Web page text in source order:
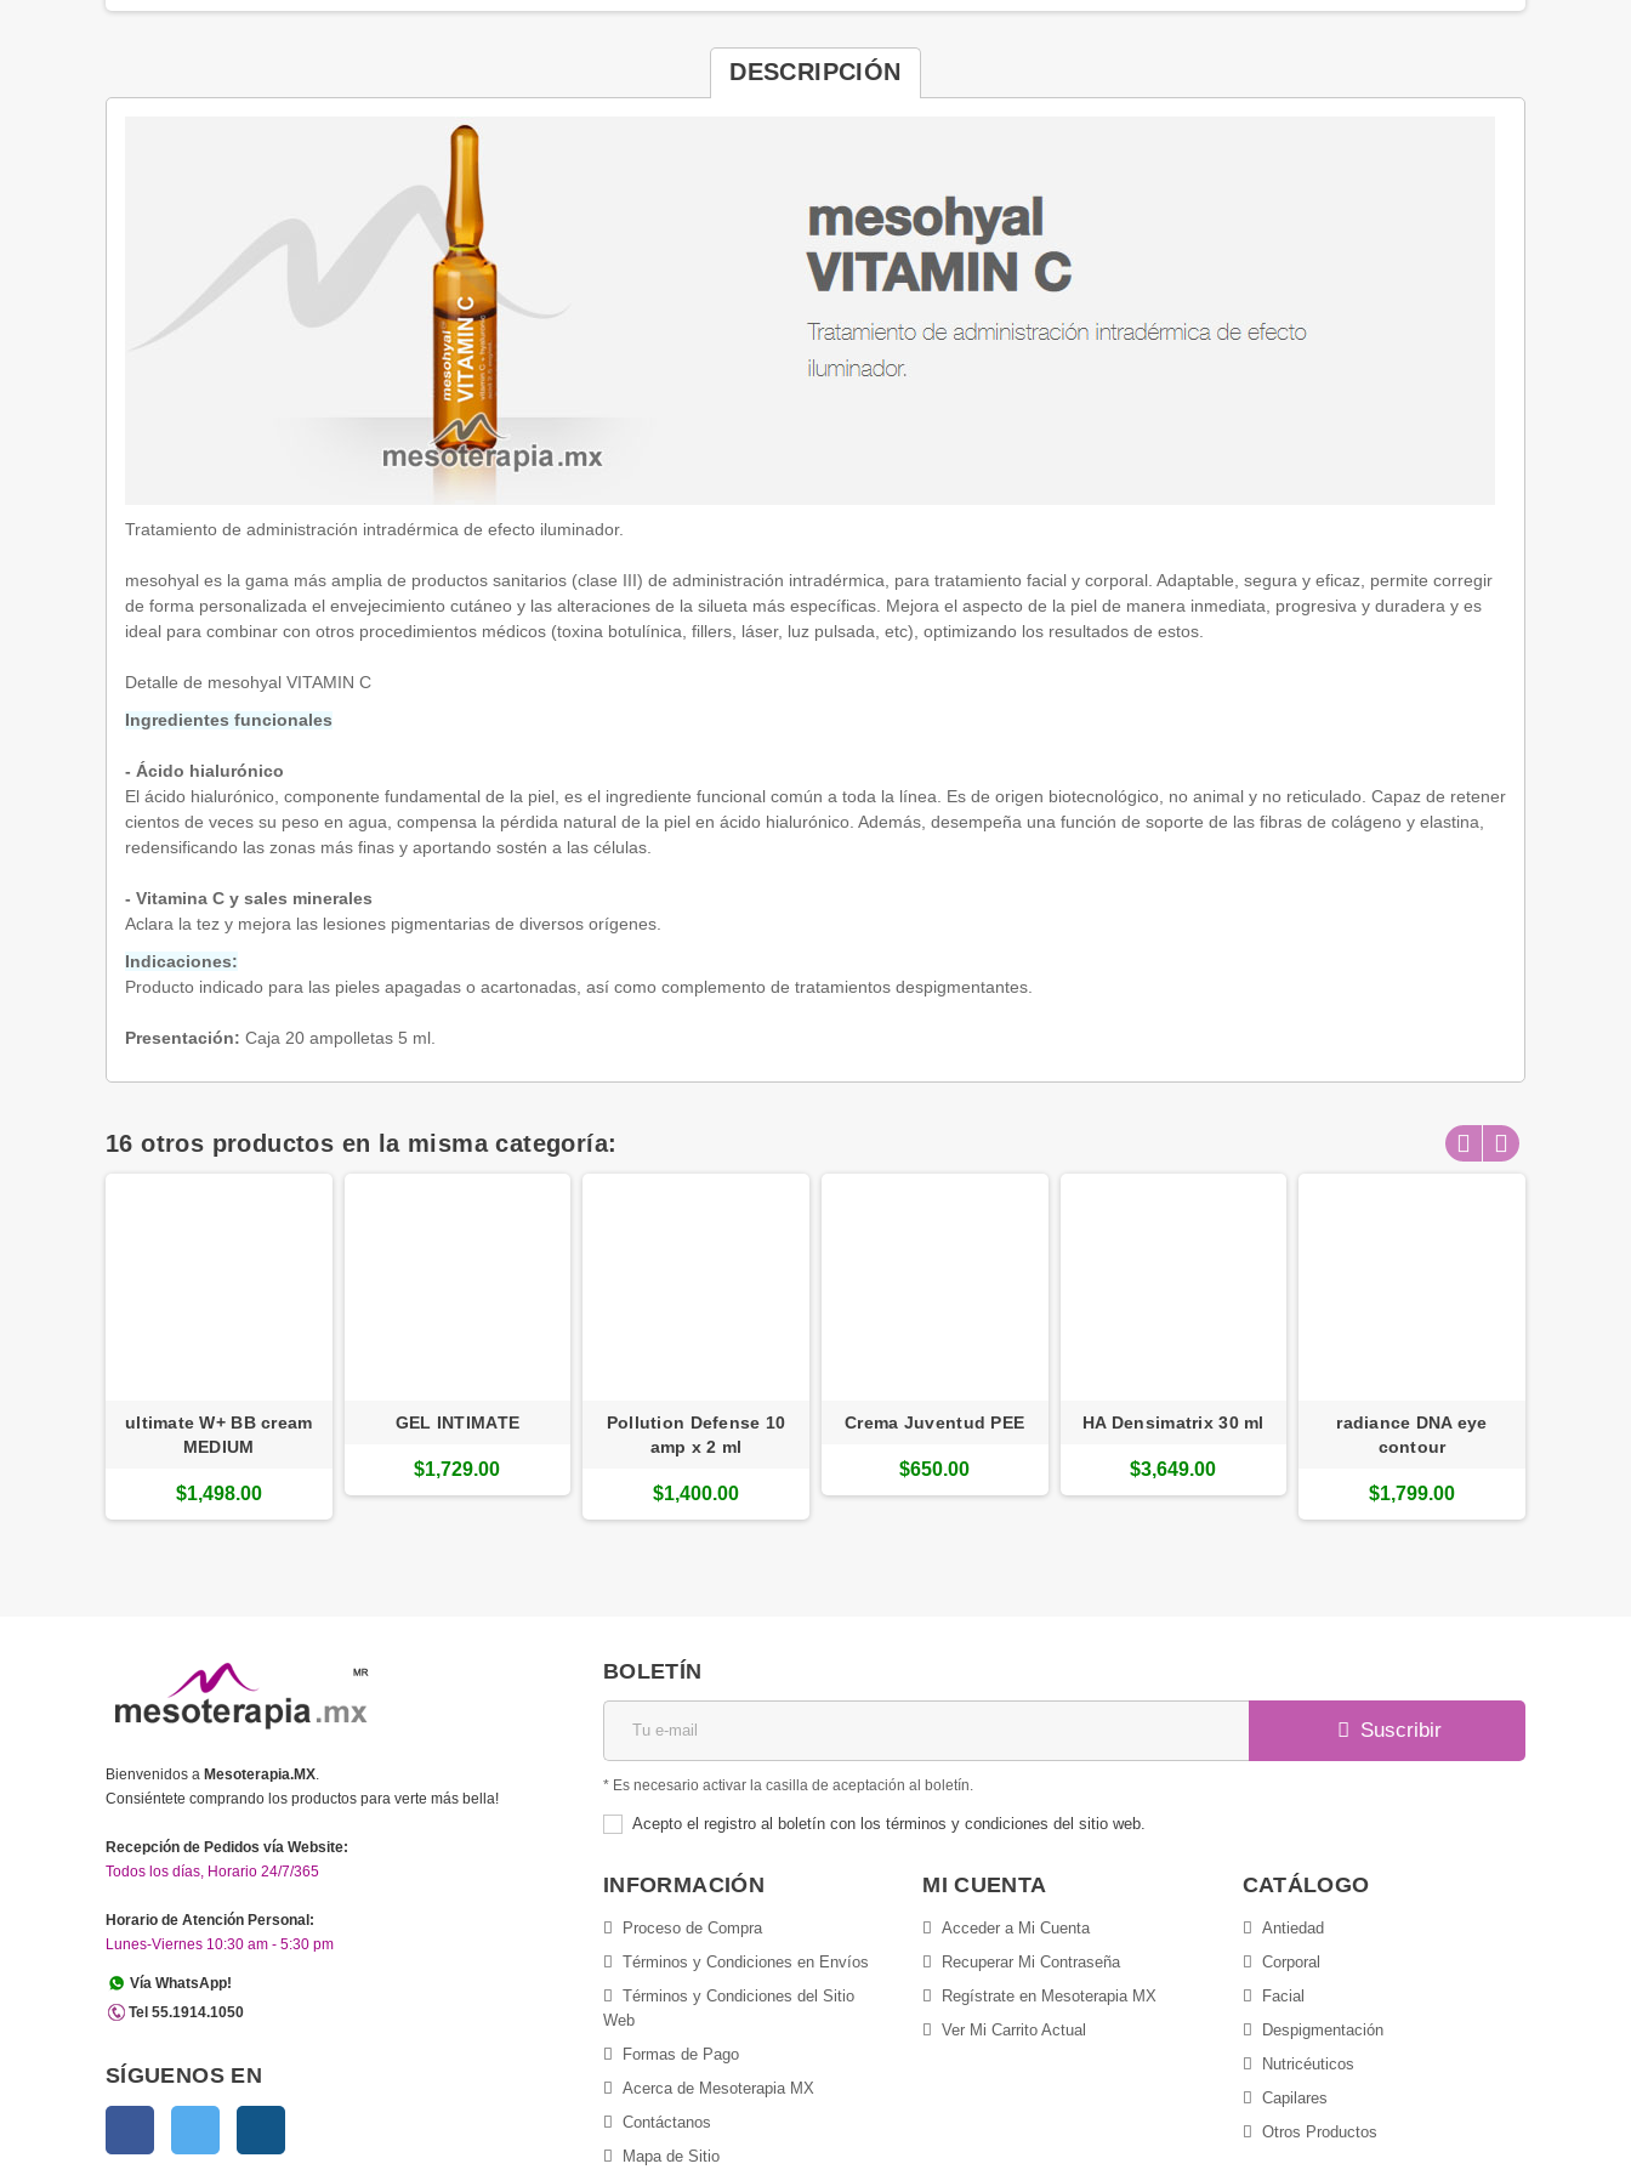
DESCRIPCIÓN
Tratamiento de administración intradérmica de efecto iluminador.
mesohyal es la gama más amplia de productos sanitarios (clase III) de administración intradérmica, para tratamiento facial y corporal. Adaptable, segura y eficaz, permite corregir
de forma personalizada el envejecimiento cutáneo y las alteraciones de la silueta más específicas. Mejora el aspecto de la piel de manera inmediata, progresiva y duradera y es
ideal para combinar con otros procedimientos médicos (toxina botulínica, fillers, láser, luz pulsada, etc), optimizando los resultados de estos.
Detalle de mesohyal VITAMIN C
Ingredientes funcionales
- Ácido hialurónico
El ácido hialurónico, componente fundamental de la piel, es el ingrediente funcional común a toda la línea. Es de origen biotecnológico, no animal y no reticulado. Capaz de retener
cientos de veces su peso en agua, compensa la pérdida natural de la piel en ácido hialurónico. Además, desempeña una función de soporte de las fibras de colágeno y elastina,
redensificando las zonas más finas y aportando sostén a las células.
- Vitamina C y sales minerales
Aclara la tez y mejora las lesiones pigmentarias de diversos orígenes.
Indicaciones:
Producto indicado para las pieles apagadas o acartonadas, así como complemento de tratamientos despigmentantes.
Presentación: Caja 20 ampolletas 5 ml.
16 otros productos en la misma categoría:
ultimate W+ BB cream
MEDIUM
$1,498.00
GEL INTIMATE
$1,729.00
Pollution Defense 10
amp x 2 ml
$1,400.00
Crema Juventud PEE
$650.00
HA Densimatrix 30 ml
$3,649.00
radiance DNA eye
contour
$1,799.00
Bienvenidos a Mesoterapia.MX
Consiéntete comprando los productos para verte más bella!
Recepción de Pedidos vía Website:
Todos los días, Horario 24/7/365
Horario de Atención Personal:
Lunes-Viernes 10:30 am - 5:30 pm
Vía WhatsApp!
Tel 55.1914.1050
SÍGUENOS EN
Facebook Twitter
BOLETÍN
Suscribir
* Es necesario activar la casilla de aceptación al boletín.
Acepto el registro al boletín con los términos y condiciones del sitio web.
INFORMACIÓN
Proceso de Compra
Términos y Condiciones en Envíos
Términos y Condiciones del Sitio
Web
Formas de Pago
Acerca de Mesoterapia MX
Contáctanos
Mapa de Sitio
MI CUENTA
Acceder a Mi Cuenta
Recuperar Mi Contraseña
Regístrate en Mesoterapia MX
Ver Mi Carrito Actual
CATÁLOGO
Antiedad
Corporal
Facial
Despigmentación
Nutricéuticos
Capilares
Otros Productos